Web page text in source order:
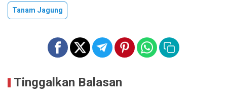
Tanam Jagung
Tinggalkan Balasan